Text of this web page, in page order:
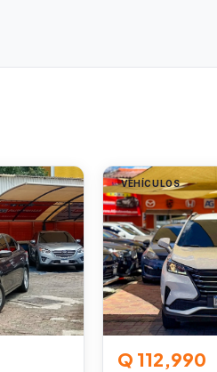
VEHÍCULOS
Q 112,990